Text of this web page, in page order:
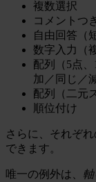
複数選択
コメントつ
自由回答（
数字入力（
配列（5点
加／同じ／
配列（二元
順位付け
さらに、それぞ
できます。
唯一の例外は、